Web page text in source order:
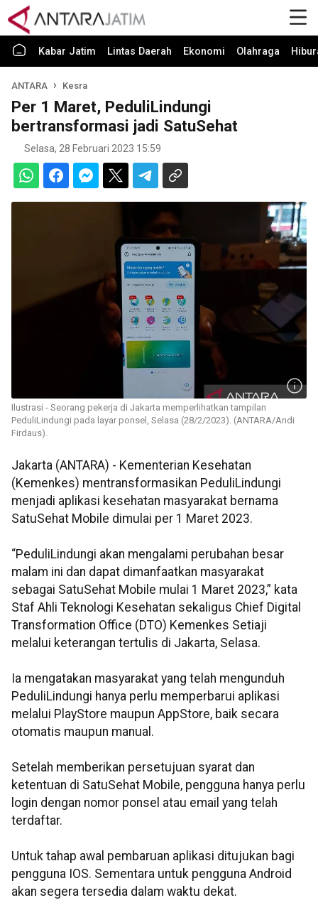
Kabar Jatim Lintas Daerah Ekonomi Olahraga
ANTARA Kesra
Per 1 Maret, PeduliLindungi
bertransformasi jadi SatuSehat
Selasa, 28 Februari 2023 15:59
Ilustrasi - Seorang pekerja di Jakarta memperlihatkan tampilan
PeduliLindungi pada layar ponsel, Selasa (28/2/2023). (ANTARA/Andi
Firdaus).
Jakarta (ANTARA) - Kementerian Kesehatan
(Kemenkes) mentransformasikan PeduliLindungi
menjadi aplikasi kesehatan masyarakat bernama
SatuSehat Mobile dimulai per 1 Maret 2023.
“PeduliLindungi akan mengalami perubahan besar
malam ini dan dapat dimanfaatkan masyarakat
sebagai SatuSehat Mobile mulai 1 Maret 2023,” kata
Staf Ahli Teknologi Kesehatan sekaligus Chief Digital
Transformation Office (DTO) Kemenkes Setiaji
melalui keterangan tertulis di Jakarta, Selasa.
Ia mengatakan masyarakat yang telah mengunduh
PeduliLindungi hanya perlu memperbarui aplikasi
melalui PlayStore maupun AppStore, baik secara
otomatis maupun manual.
Setelah memberikan persetujuan syarat dan
ketentuan di SatuSehat Mobile, pengguna hanya perlu
login dengan nomor ponsel atau email yang telah
terdaftar.
Untuk tahap awal pembaruan aplikasi ditujukan bagi
pengguna IOS. Sementara untuk pengguna Android
akan segera tersedia dalam waktu dekat.